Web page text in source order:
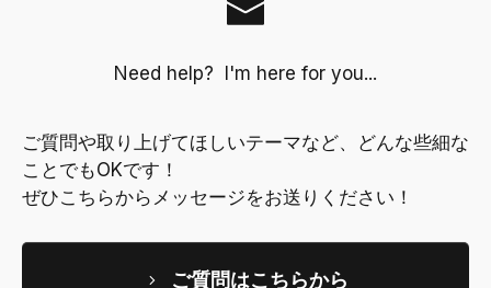
Need help? I'm here for you...
ご質問や取り上げてほしいテーマなど、どんな些細な
ことでもOKです！
ぜひこちらからメッセージをお送りください！
ご質問はこちらから